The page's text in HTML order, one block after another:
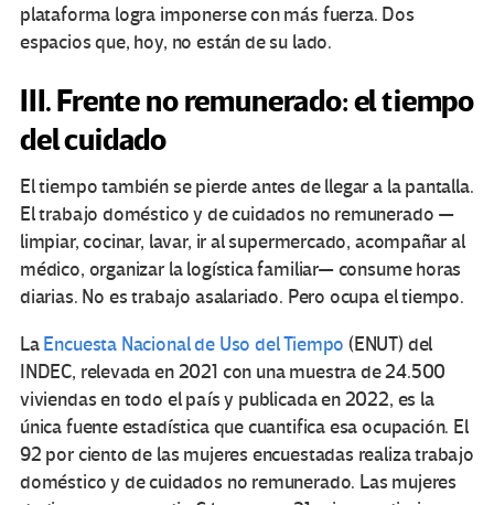
plataforma logra imponerse con más fuerza. Dos
espacios que, hoy, no están de su lado.
III. Frente no remunerado: el tiempo
del cuidado
El tiempo también se pierde antes de llegar a la pantalla.
El trabajo doméstico y de cuidados no remunerado —
limpiar, cocinar, lavar, ir al supermercado, acompañar al
médico, organizar la logística familiar— consume horas
diarias. No es trabajo asalariado. Pero ocupa el tiempo.
LaEncuesta Nacional de Uso del Tiempo (ENUT) del
INDEC, relevada en 2021 con una muestra de 24.500
viviendas en todo el país y publicada en 2022, es la
única fuente estadística que cuantifica esa ocupación. El
92 por ciento de las mujeres encuestadas realiza trabajo
doméstico y de cuidados no remunerado. Las mujeres